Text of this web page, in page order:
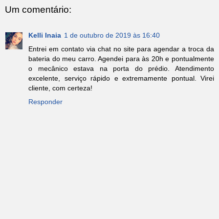
Um comentário:
Kelli Inaia 1 de outubro de 2019 às 16:40
Entrei em contato via chat no site para agendar a troca da
bateria do meu carro. Agendei para às 20h e pontualmente
o mecânico estava na porta do prédio. Atendimento
excelente, serviço rápido e extremamente pontual. Virei
cliente, com certeza!
Responder